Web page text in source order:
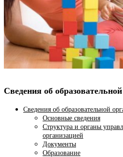
Сведения об
Сведения об образовательной
Основные сведения
Структура и органы
организацией
Документы
Образование